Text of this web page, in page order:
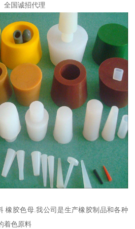
全国诚招代理
橡胶色母.我公司是生产橡胶制品和各种
着色原料